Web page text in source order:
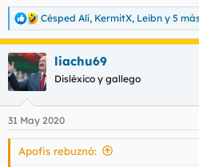
R
e
a
c
c
e
s
Césped Alí, KermitX, Leibn y 5
liachu69
Disléxico y gallego
31 May 2020
Apofis rebuznó: